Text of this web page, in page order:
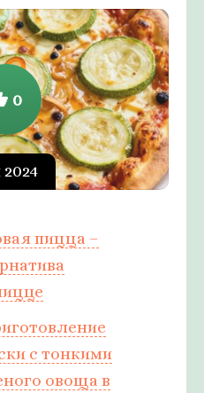
0
пицца –
с тонкими
овоща в